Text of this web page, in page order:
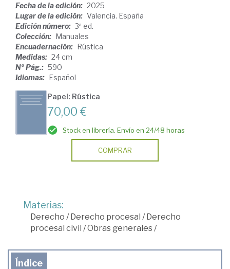
Fecha de la edición: 2025
Lugar de la edición: Valencia. España
Edición número: 3ª ed.
Colección: Manuales
Encuadernación: Rústica
Medidas: 24 cm
Nº Pág.: 590
Idiomas: Español
Papel: Rústica
70,00 €
Stock en librería. Envío en 24/48 horas
COMPRAR
Materias:
Derecho /Derecho procesal /Derecho
procesal civil /Obras generales /
Índice